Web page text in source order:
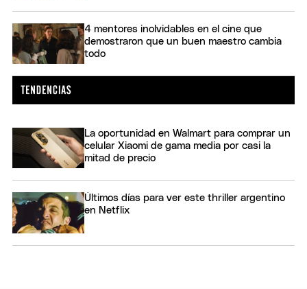
4 mentores inolvidables en el cine que
demostraron que un buen maestro cambia
todo
La oportunidad en Walmart para comprar un
celular Xiaomi de gama media por casi la
mitad de precio
Últimos días para ver este thriller argentino
en Netflix